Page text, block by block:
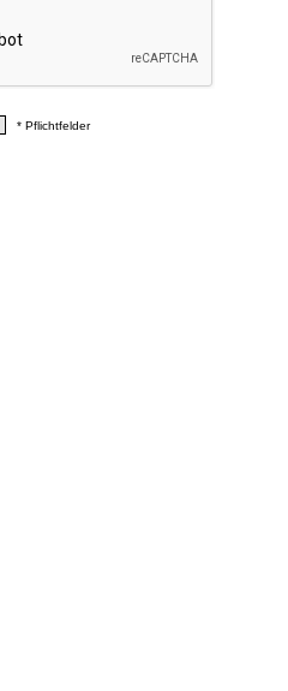
* Pflichtfelder